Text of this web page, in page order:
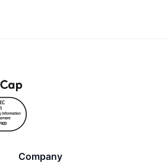
Company